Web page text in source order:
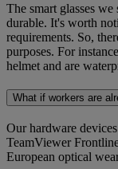
The smart glasses
durable. It's worth
requirements. So,
purposes. For
helmet and are
What if workers are
Our hardware
TeamViewer
European optical